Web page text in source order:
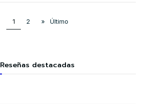
1 2 » Último
Reseñas destacadas